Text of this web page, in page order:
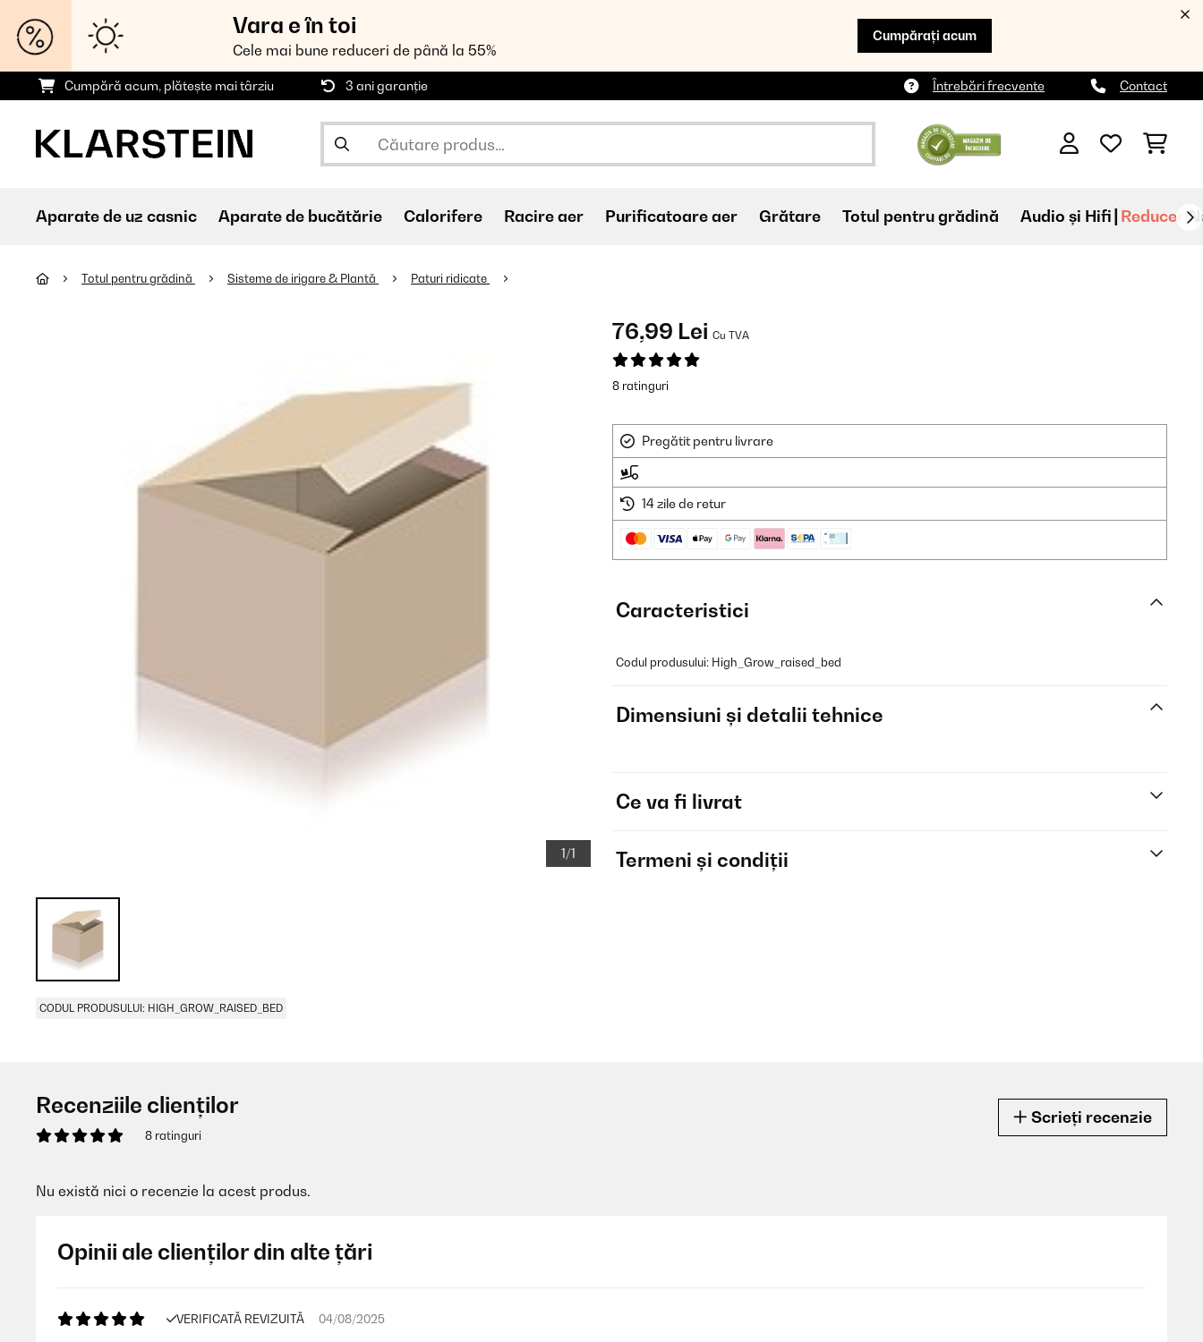
Vara e în toi
Cele mai bune reduceri de până la 55%
Cumpărați acum
Cumpără acum, plătește mai târziu 3 ani garanție Întrebări frecvente Contact
Aparate de uz casnic Aparate de bucătărie Calorifere Racire aer Purificatoare aer Grătare Totul pentru grădină Audio și Hifi Reduceri
Totul pentru grădină Sisteme de irigare & Plantă Paturi ridicate
1/1
CODUL PRODUSULUI: HIGH_GROW_RAISED_BED
76,99 Lei Cu TVA
8 ratinguri
Pregătit pentru livrare
14 zile de retur
Caracteristici
Codul produsului: High_Grow_raised_bed
Dimensiuni și detalii tehnice
Ce va fi livrat
Termeni și condiții
Recenziile clienților
8 ratinguri
Scrieți recenzie
Nu există nici o recenzie la acest produs.
Opinii ale clienților din alte țări
VERIFICATĂ REVIZUITĂ 04/08/2025